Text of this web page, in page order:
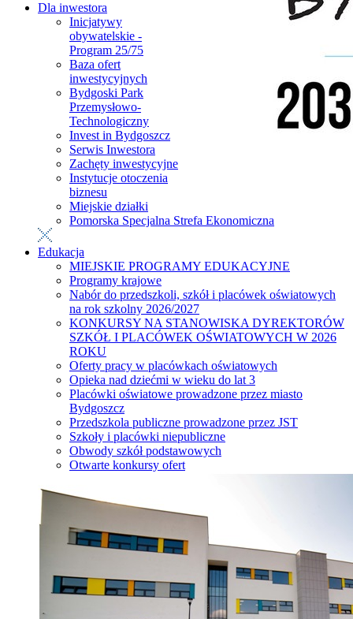
Dla inwestora
Inicjatywy
obywatelskie -
Program 25/75
Baza ofert
inwestycyjnych
Bydgoski Park
Przemysłowo-
Technologiczny
Invest in Bydgoszcz
Serwis Inwestora
Zachęty inwestycyjne
Instytucje otoczenia
biznesu
Miejskie działki
Pomorska Specjalna Strefa Ekonomiczna
Edukacja
MIEJSKIE PROGRAMY EDUKACYJNE
Programy krajowe
Nabór do przedszkoli, szkół i placówek oświatowych
na rok szkolny 2026/2027
KONKURSY NA STANOWISKA DYREKTORÓW
SZKÓŁ I PLACÓWEK OŚWIATOWYCH W 2026
ROKU
Oferty pracy w placówkach oświatowych
Opieka nad dziećmi w wieku do lat 3
Placówki oświatowe prowadzone przez miasto
Bydgoszcz
Przedszkola publiczne prowadzone przez JST
Szkoły i placówki niepubliczne
Obwody szkół podstawowych
Otwarte konkursy ofert